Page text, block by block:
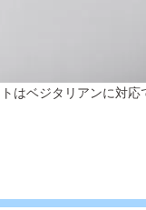
はベジタリアンに対応